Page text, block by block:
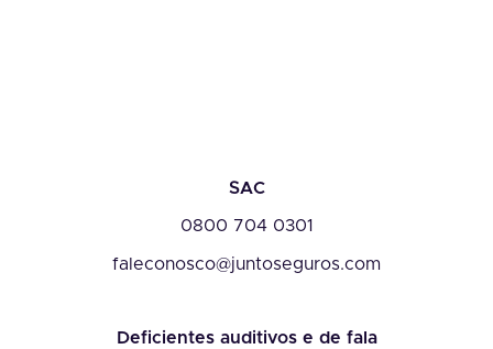
SAC
0800 704 0301
faleconosco@juntoseguros.com
Deficientes auditivos e de fala